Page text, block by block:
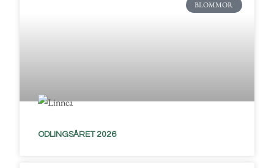
BLOMMOR
ODLINGSÅRET 2026